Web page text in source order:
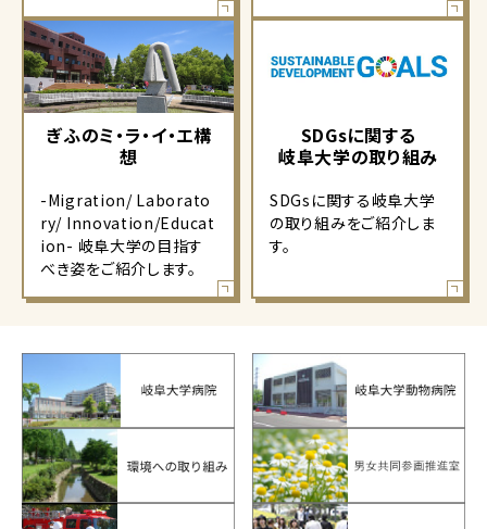
ぎふのミ・ラ・イ・エ構
想
-Migration/ Laborato
ry/ Innovation/Educat
ion- 岐阜大学の目指す
べき姿をご紹介します。
SDGsに関する
岐阜大学の取り組み
SDGsに関する岐阜大学
の取り組みをご紹介しま
す。